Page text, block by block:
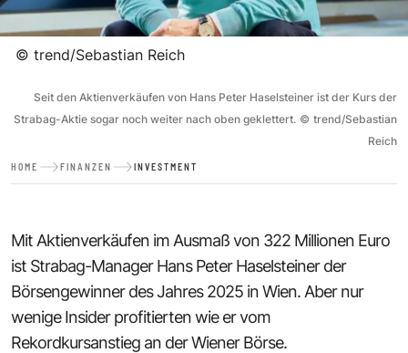
© trend/Sebastian Reich
Seit den Aktienverkäufen von Hans Peter Haselsteiner ist der Kurs der
Strabag-Aktie sogar noch weiter nach oben geklettert. © trend/Sebastian
Reich
HOME FINANZEN INVESTMENT
Mit Aktienverkäufen im Ausmaß von 322 Millionen Euro
ist Strabag-Manager Hans Peter Haselsteiner der
Börsengewinner des Jahres 2025 in Wien. Aber nur
wenige Insider profitierten wie er vom
Rekordkursanstieg an der Wiener Börse.